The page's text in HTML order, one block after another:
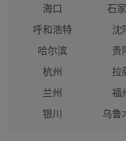
海口
石
呼和浩特
沈
哈尔滨
贵
杭州
拉
兰州
福
银川
乌鲁